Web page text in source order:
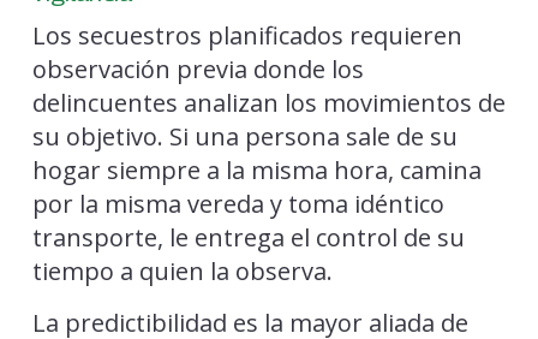
Los secuestros planificados requieren
observación previa donde los
delincuentes analizan los movimientos de
su objetivo. Si una persona sale de su
hogar siempre a la misma hora, camina
por la misma vereda y toma idéntico
transporte, le entrega el control de su
tiempo a quien la observa.
La predictibilidad es la mayor aliada de